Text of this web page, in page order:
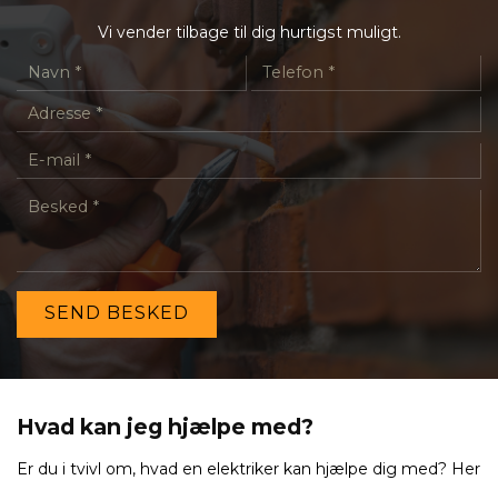
Vi vender tilbage til dig hurtigst muligt.
Hvad kan jeg hjælpe med?
Er du i tvivl om, hvad en elektriker kan hjælpe dig med? Her